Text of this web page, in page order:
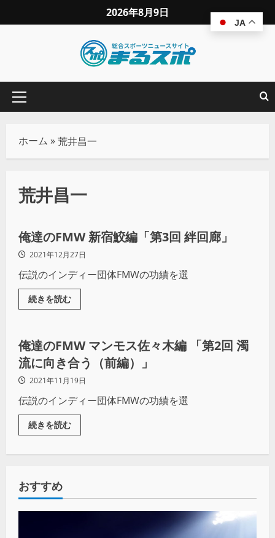
2026年8月9日
ホーム »荒井昌一
荒井昌一
プロレス
俺達のFMW 新宿鮫編「第3回 絆回廊」
2021年12月27日
伝説のインディー団体FMWの功績を選
続きを読む
プロレス
俺達のFMW マンモス佐々木編 「第2回 濁
流に向き合う（前編）」
2021年11月19日
伝説のインディー団体FMWの功績を選
続きを読む
おすすめ
JA